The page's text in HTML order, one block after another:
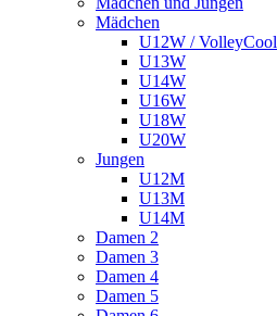
Mädchen
U12W / VolleyCool
U13W
U14W
U16W
U18W
U20W
Jungen
U12M
U13M
U14M
Damen 2
Damen 3
Damen 4
Damen 5